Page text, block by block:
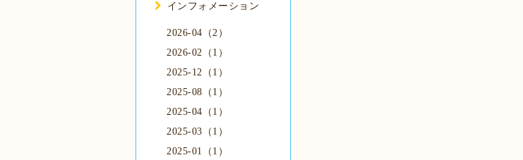
インフォメーション
2026-04（2）
2026-02（1）
2025-12（1）
2025-08（1）
2025-04（1）
2025-03（1）
2025-01（1）